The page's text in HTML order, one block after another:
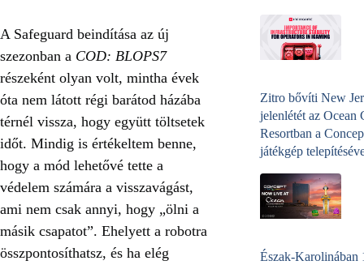
A Safeguard beindítása az új
szezonban a COD: BLOPS7
részeként olyan volt, mintha évek
óta nem látott régi barátod házába
térnél vissza, hogy együtt töltsetek
időt. Mindig is értékeltem benne,
hogy a mód lehetővé tette a
védelem számára a visszavágást,
ami nem csak annyi, hogy „ölni a
másik csapatot”. Ehelyett a robotra
összpontosíthatsz, és ha elég
Zitro bővíti New
jelenlétét az Ocean
Resortban a
játékgép
Észak-Karolinában